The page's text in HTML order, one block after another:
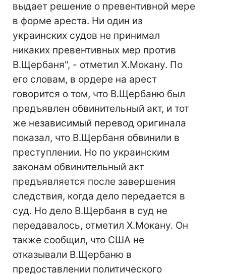
выдает решение о превентивной мере
в форме ареста. Ни один из
украинских судов не принимал
никаких превентивных мер против
В.Щербаня", - отметил Х.Мокану. По
его словам, в ордере на арест
говорится о том, что В.Щербаню был
предъявлен обвинительный акт, и тот
же независимый перевод оригинала
показал, что В.Щербаня обвинили в
преступлении. Но по украинским
законам обвинительный акт
предъявляется после завершения
следствия, когда дело передается в
суд. Но дело В.Щербаня в суд не
передавалось, отметил Х.Мокану. Он
также сообщил, что США не
отказывали В.Щербаню в
предоставлении политического